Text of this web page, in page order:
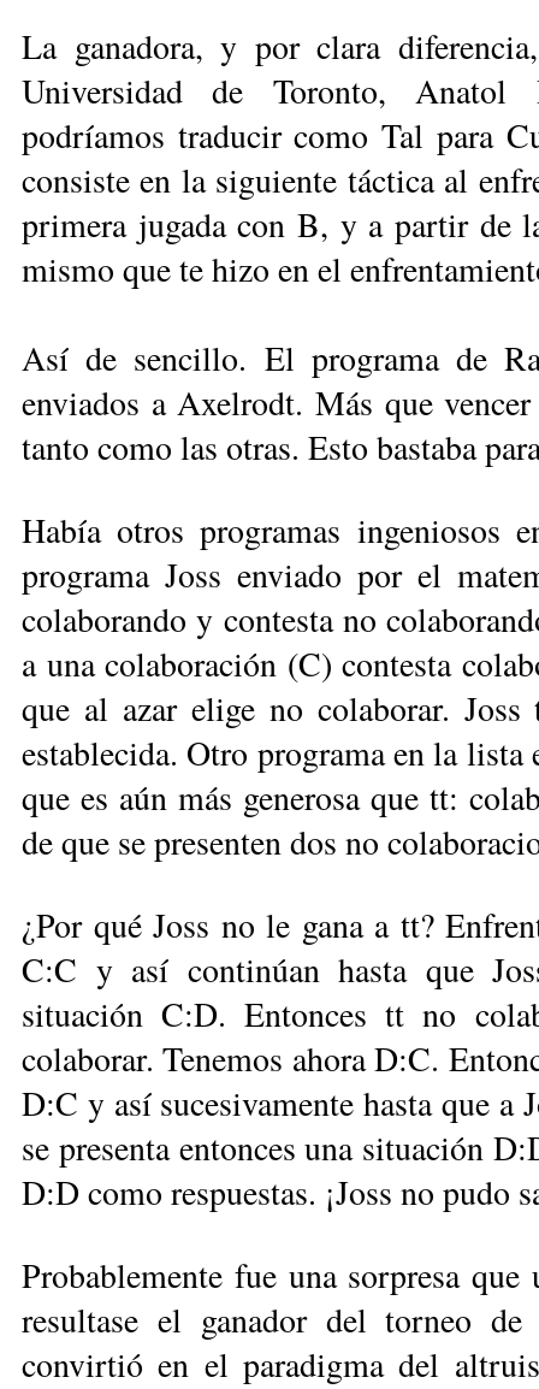
La ganadora, y por clara
Universidad de Toronto,
podríamos traducir como Tal para
consiste en la siguiente táctica al
primera jugada con B, y a partir de
mismo que te hizo en el
Así de sencillo. El programa de
enviados a Axelrodt. Más que
tanto como las otras. Esto bastaba
Había otros programas
programa Joss enviado por el
colaborando y contesta no
a una colaboración (C) contesta
que al azar elige no colaborar.
establecida. Otro programa en la
que es aún más generosa que tt:
de que se presenten dos no
¿Por qué Joss no le gana a tt?
C:C y así continúan hasta que
situación C:D. Entonces tt no
colaborar. Tenemos ahora D:C.
D:C y así sucesivamente hasta que a
se presenta entonces una situación
D:D como respuestas. ¡Joss no pudo
Probablemente fue una sorpresa
resultase el ganador del torneo
convirtió en el paradigma del